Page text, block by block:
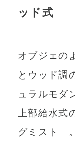
ッド式
オブジェの
とウッド調
ュラルモダ
上部給水式
グミスト」